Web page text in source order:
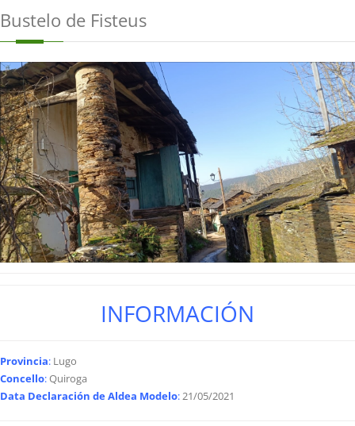
Bustelo de Fisteus
INFORMACIÓN
Provincia: Lugo
Concello:Quiroga
Data Declaración de Aldea Modelo: 21/05/2021